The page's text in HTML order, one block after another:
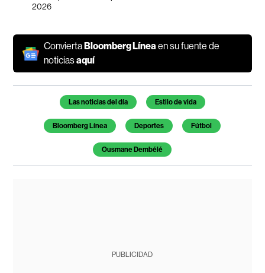
2026
Convierta Bloomberg Líneaen su fuente de
noticiasaquí
Temas de este artículo
Las noticias del día Estilo de vida
Bloomberg Línea Deportes Fútbol
Ousmane Dembélé
PUBLICIDAD